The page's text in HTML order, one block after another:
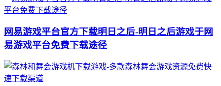
网易游戏平台官方下载明日之后-明日之后游戏于网
易游戏平台免费下载途径